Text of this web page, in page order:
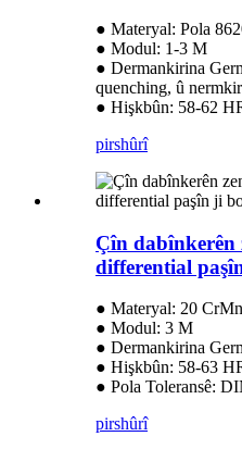
● Materyal: Pola
● Modul: 1-3 M
● Dermankirina
quenching, û
● Hişkbûn: 58-62
pirshûrî
Çîn dabînkerên
differential
● Materyal: 20
● Modul: 3 M
● Dermankirina
● Hişkbûn: 58-63
● Pola Toleransê:
pirshûrî